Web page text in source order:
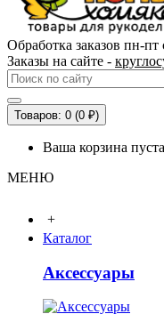
Обработка заказов пн-пт
Заказы на сайте -
Товаров: 0 (0 ₽)
Ваша корзина
МЕНЮ
+
Каталог
Аксессуары